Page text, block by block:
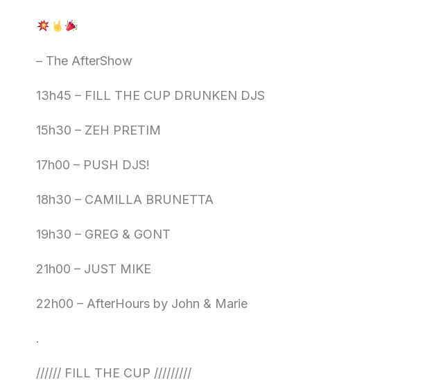
– The AfterShow
13h45 – FILL THE CUP DRUNKEN DJS
15h30 – ZEH PRETIM
17h00 – PUSH DJS!
18h30 – CAMILLA BRUNETTA
19h30 – GREG & GONT
21h00 – JUST MIKE
22h00 – AfterHours by John & Marie
.
////// FILL THE CUP /////////